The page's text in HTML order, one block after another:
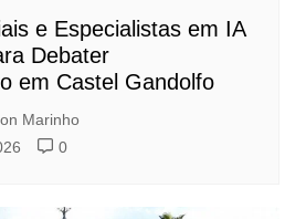
e Especialistas em IA
Debater
em Castel Gandolfo
Marinho
0